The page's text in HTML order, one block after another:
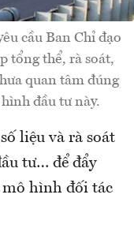
cầu Ban Chỉ đạo
tổng thể, rà soát,
quan tâm đúng
đầu tư này.
liệu và rà soát
tư… để đẩy
hình đối tác